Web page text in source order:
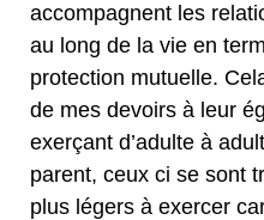
accompagnent les
au long de la vie en
protection mutuelle.
de mes devoirs à leur
exerçant d’adulte à
parent, ceux ci se sont
plus légers à exercer